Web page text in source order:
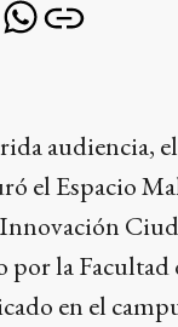
audiencia,
el Espacio
por la Facultad
en el